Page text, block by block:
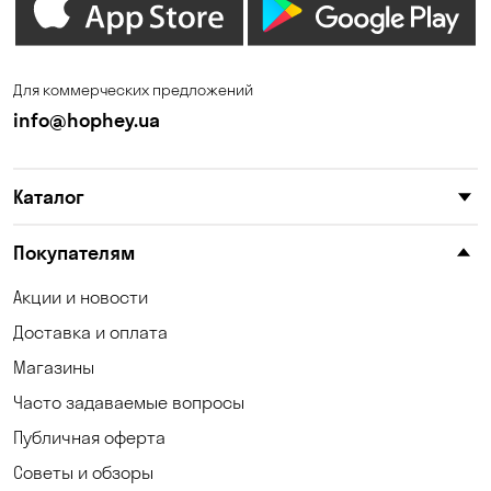
Ирпень Калиновка
Катериновка
Красноселка
Кривой Рог
Кропивницкий
Лески
Лозоватка
Для коммерческих предложений
info@hophey.ua
Каталог
Покупателям
Акции и новости
Доставка и оплата
Магазины
Часто задаваемые вопросы
Публичная оферта
Советы и обзоры